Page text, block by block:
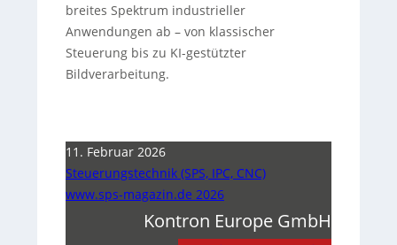
breites Spektrum industrieller
Anwendungen ab – von klassischer
Steuerung bis zu KI-gestützter
Bildverarbeitung.
11. Februar 2026
Steuerungstechnik (SPS, IPC, CNC)
www.sps-magazin.de 2026
Kontron Europe GmbH